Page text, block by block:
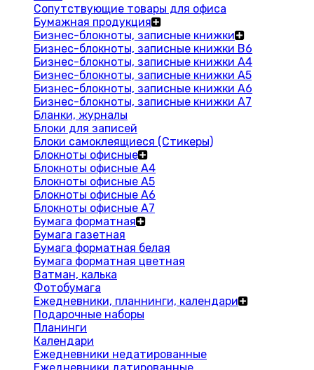
Сопутствующие товары для офиса
Бумажная продукция
Бизнес-блокноты, записные книжки
Бизнес-блокноты, записные книжки В6
Бизнес-блокноты, записные книжки A4
Бизнес-блокноты, записные книжки А5
Бизнес-блокноты, записные книжки А6
Бизнес-блокноты, записные книжки А7
Бланки, журналы
Блоки для записей
Блоки самоклеящиеся (Стикеры)
Блокноты офисные
Блокноты офисные A4
Блокноты офисные A5
Блокноты офисные A6
Блокноты офисные A7
Бумага форматная
Бумага газетная
Бумага форматная белая
Бумага форматная цветная
Ватман, калька
Фотобумага
Ежедневники, планнинги, календари
Подарочные наборы
Планинги
Календари
Ежедневники недатированные